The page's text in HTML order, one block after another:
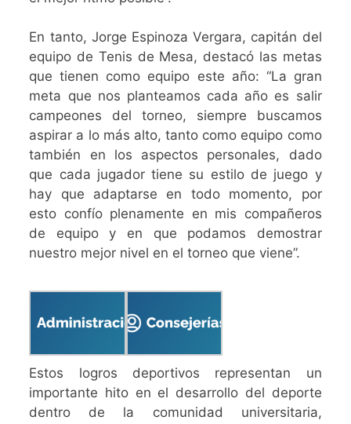
En tanto, Jorge Espinoza Vergara, capitán del
equipo de Tenis de Mesa, destacó las metas
que tienen como equipo este año: “La gran
meta que nos planteamos cada año es salir
campeones del torneo, siempre buscamos
aspirar a lo más alto, tanto como equipo como
también en los aspectos personales, dado
que cada jugador tiene su estilo de juego y
hay que adaptarse en todo momento, por
esto confío plenamente en mis compañeros
de equipo y en que podamos demostrar
nuestro mejor nivel en el torneo que viene”.
Estos logros deportivos representan un
importante hito en el desarrollo del deporte
dentro de la comunidad universitaria,